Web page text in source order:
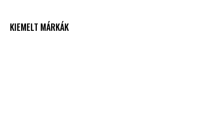
KIEMELT MÁRKÁK